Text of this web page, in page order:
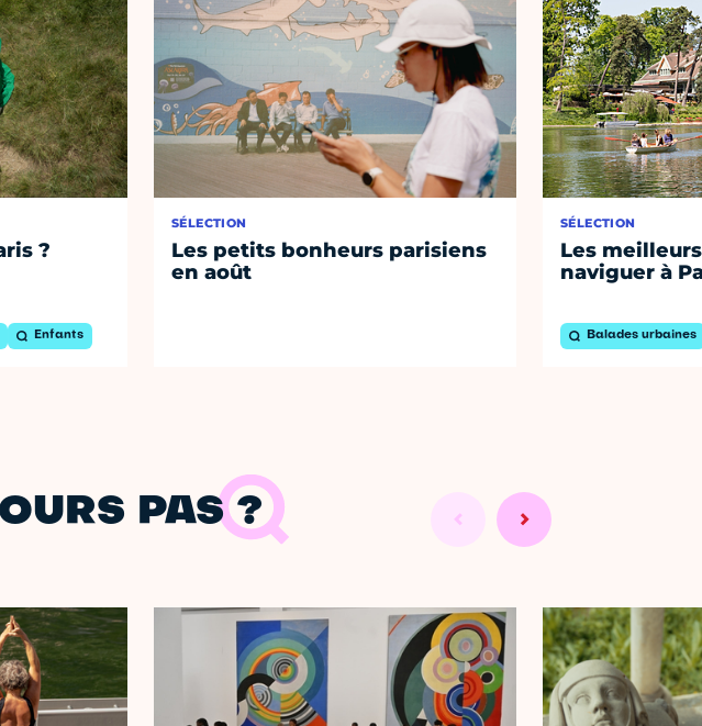
?
Enfants
SÉLECTION
Les petits bonheurs parisiens
en août
SÉLECTION
Les
naviguer à
Balades urbaines
PAS ?